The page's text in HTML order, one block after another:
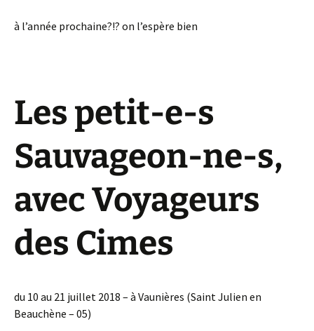
à l’année prochaine?!? on l’espère bien
Les petit-e-s
Sauvageon-ne-s,
avec Voyageurs
des Cimes
du 10 au 21 juillet 2018 – à Vaunières (Saint Julien en
Beauchène – 05)